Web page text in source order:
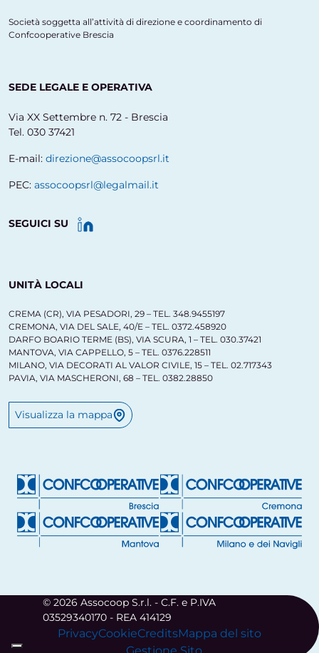
Società soggetta all’attività di direzione e coordinamento di
Confcooperative Brescia
SEDE LEGALE E OPERATIVA
Via XX Settembre n. 72 - Brescia
Tel. 030 37421
E-mail: direzione@assocoopsrl.it
PEC: assocoopsrl@legalmail.it
SEGUICI SU
UNITÀ LOCALI
CREMA (CR), VIA PESADORI, 29 – TEL. 348.9455197
CREMONA, VIA DEL SALE, 40/E – TEL. 0372.458920
DARFO BOARIO TERME (BS), VIA SCURA, 1 – TEL. 030.37421
MANTOVA, VIA CAPPELLO, 5 – TEL. 0376.228511
MILANO, VIA DECORATI AL VALOR CIVILE, 15 – TEL. 02.717343
PAVIA, VIA MASCHERONI, 68 – TEL. 0382.28850
Visualizza la mappa
© 2026 Assocoop S.r.l. - C.F. e P.IVA
03529340170 - REA 414129
PrivacyCookieCreditsMappa del sito